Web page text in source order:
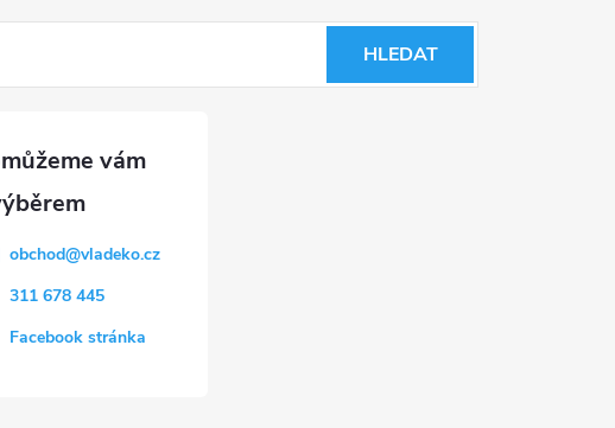
HLEDAT
obchod@vladeko.cz
311 678 445
Facebook stránka